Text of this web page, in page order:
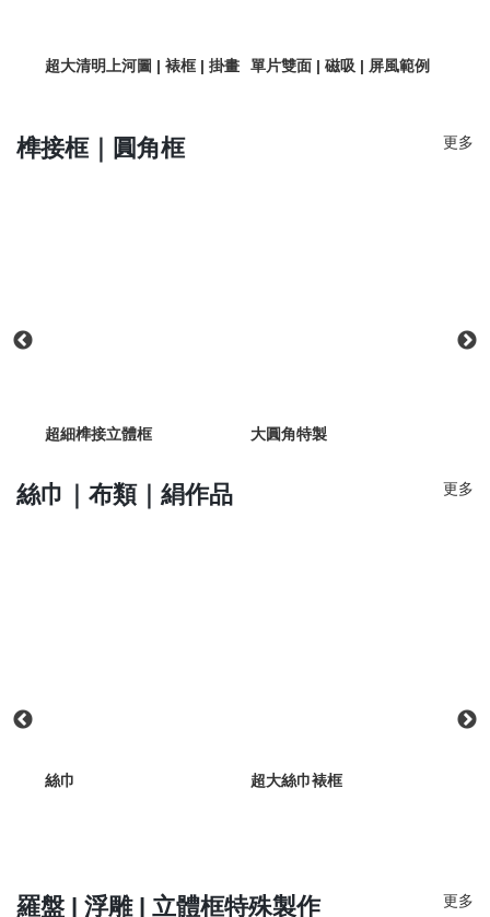
超大清明上河圖 | 裱框 | 掛畫 單片雙面 | 磁吸 | 屏風範例
榫接框｜圓角框 更多
超細榫接立體框 大圓角特製
絲巾｜布類｜絹作品 更多
絲巾 超大絲巾裱框
羅盤 | 浮雕 | 立體框特殊製作 更多